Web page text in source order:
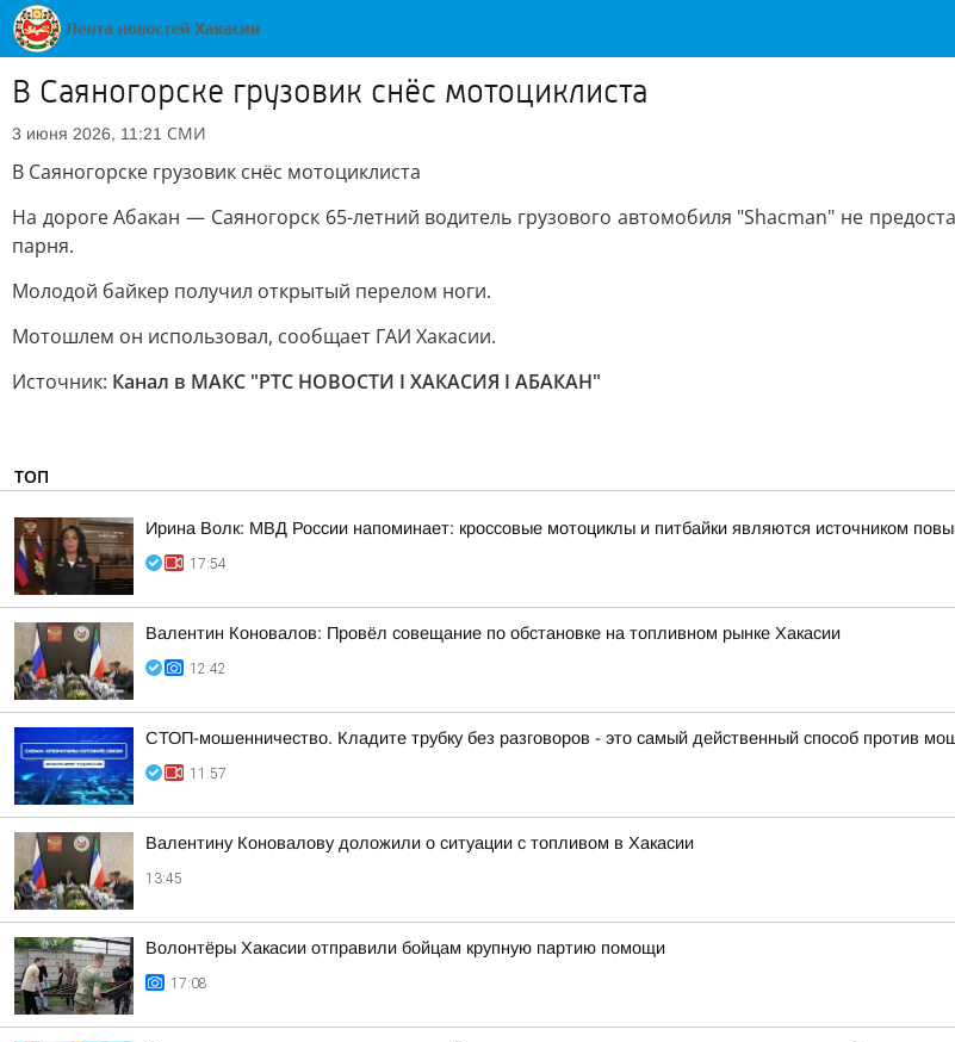
В Саяногорске грузовик снёс мотоциклиста
3 июня 2026, 11:21 СМИ
В Саяногорске грузовик снёс мотоциклиста
На дороге Абакан — Саяногорск 65-летний водитель грузового автомобиля "Shacman" не
парня.
Молодой байкер получил открытый перелом ноги.
Мотошлем он использовал, сообщает ГАИ Хакасии.
Источник: Канал в МАКС "РТС НОВОСТИ I ХАКАСИЯ I АБАКАН"
ТОП
Ирина Волк: МВД России напоминает: кроссовые мотоциклы и питбайки являются источником
17:54
Валентин Коновалов: Провёл совещание по обстановке на топливном рынке Хакасии
12:42
СТОП-мошенничество. Кладите трубку без разговоров - это самый действенный способ против
11:57
Валентину Коновалову доложили о ситуации с топливом в Хакасии
13:45
Волонтёры Хакасии отправили бойцам крупную партию помощи
17:08